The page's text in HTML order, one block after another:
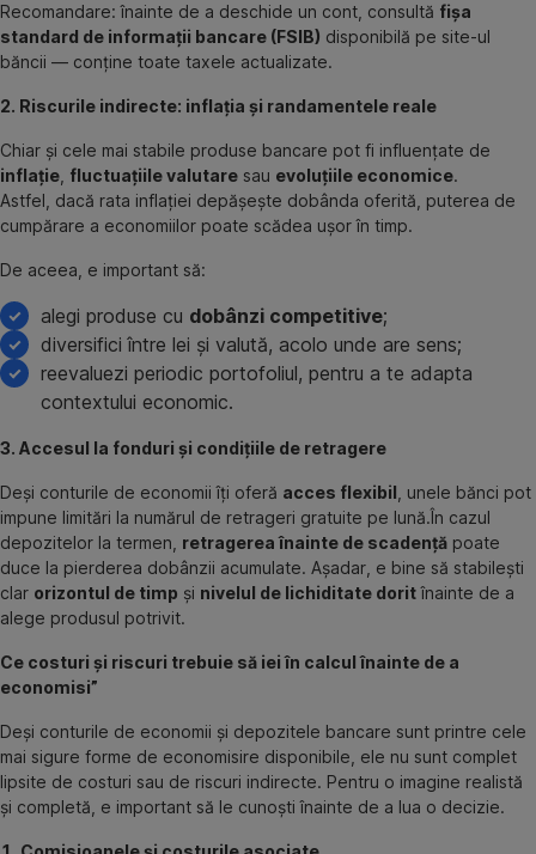
Recomandare: înainte de a deschide un cont, consultă fișa
standard de informații bancare (FSIB) disponibilă pe site-ul
băncii — conține toate taxele actualizate.
2. Riscurile indirecte: inflația și randamentele reale
Chiar și cele mai stabile produse bancare pot fi influențate de
inflație fluctuațiile valutare sau evoluțiile economice.
Astfel, dacă rata inflației depășește dobânda oferită, puterea de
cumpărare a economiilor poate scădea ușor în timp.
De aceea, e important să:
alegi produse cu dobânzi competitive;
diversifici între lei și valută, acolo unde are sens;
reevaluezi periodic portofoliul, pentru a te adapta
contextului economic.
3. Accesul la fonduri și condițiile de retragere
Deși conturile de economii îți oferă acces flexibil , unele bănci pot
impune limitări la numărul de retrageri gratuite pe lună.În cazul
depozitelor la termen, retragerea înainte de scadență poate
duce la pierderea dobânzii acumulate. Așadar, e bine să stabilești
clar orizontul de timp și nivelul de lichiditate doritînainte de a
alege produsul potrivit.
Ce costuri și riscuri trebuie să iei în calcul înainte de a
economisi”
Deși conturile de economii și depozitele bancare sunt printre cele
mai sigure forme de economisire disponibile, ele nu sunt complet
lipsite de costuri sau de riscuri indirecte. Pentru o imagine realistă
și completă, e important să le cunoști înainte de a lua o decizie.